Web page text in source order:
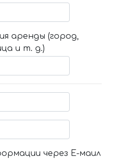
аренды (город,
и т. д.)
через Е-маил